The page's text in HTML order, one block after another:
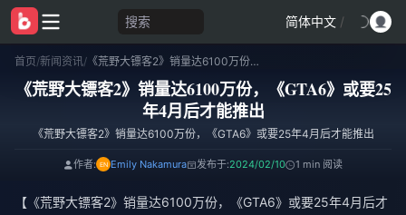
搜索 简体中文 /
首页/新闻资讯/ 《荒野大镖客2》销量达6100万份，《GTA6》或要25年4月后才能推出
《荒野大镖客2》销量达6100万份，《GTA6》或要25
年4月后才能推出
《荒野大镖客2》销量达6100万份，《GTA6》或要25年4月后才能推出
作者: Emily Nakamura 发布于:2024/02/10 1 min 阅读
【《荒野大镖客2》销量达6100万份，《GTA6》或要25年4月后才